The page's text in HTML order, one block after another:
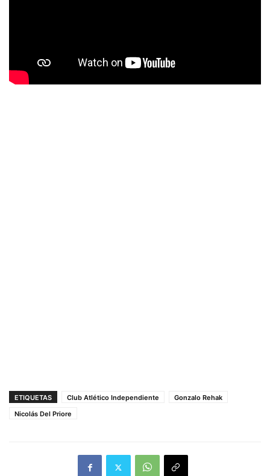
ETIQUETAS Club Atlético Independiente
Gonzalo Rehak
Nicolás Del Priore